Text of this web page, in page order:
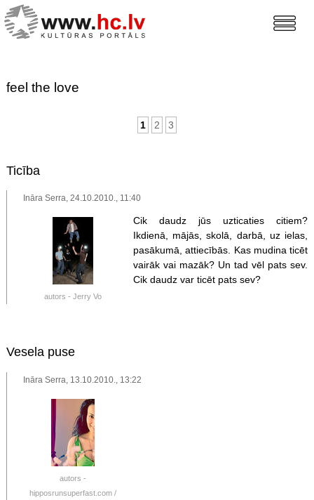
feel the love
1 2 3
Ticība
Ināra Serra, 24.10.2010., 11:40
autors - Jerry Vo
Cik daudz jūs uzticaties citiem?
Ikdienā, mājās, skolā, darbā, uz ielas,
pasākumā, attiecībās. Kas mudina ticēt
vairāk vai mazāk? Un tad vēl pats sev.
Cik daudz var ticēt pats sev?
Vesela puse
Ināra Serra, 13.10.2010., 13:22
autors -
hipposrunsuperfast.com /